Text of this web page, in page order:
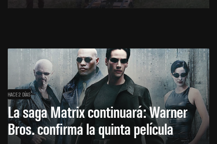
HACE 2 DÍAS
La saga Matrix continuará: Warner
Bros. confirma la quinta película